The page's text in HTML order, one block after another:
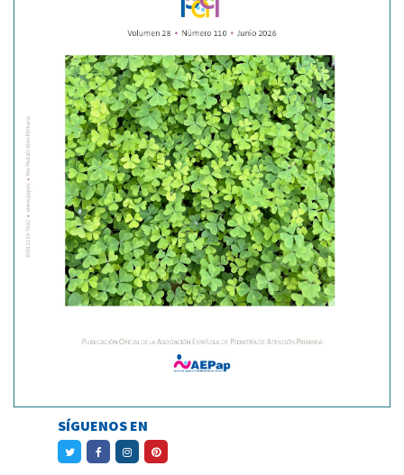
SÍGUENOS EN